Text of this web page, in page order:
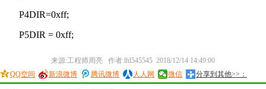
P4DIR=0xff;
P5DIR = 0xff;
来源:工程师周亮 作者:lhl545545 2018/12/14 14:49:00
QQ空间
新浪微博 腾讯微博 人人网 微信 分享到其他>>：